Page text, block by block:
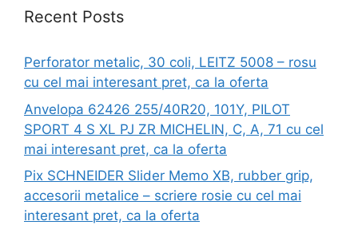
Recent Posts
Perforator metalic, 30 coli, LEITZ 5008 – rosu
cu cel mai interesant pret, ca la oferta
Anvelopa 62426 255/40R20, 101Y, PILOT
SPORT 4 S XL PJ ZR MICHELIN, C, A, 71 cu cel
mai interesant pret, ca la oferta
Pix SCHNEIDER Slider Memo XB, rubber grip,
accesorii metalice – scriere rosie cu cel mai
interesant pret, ca la oferta